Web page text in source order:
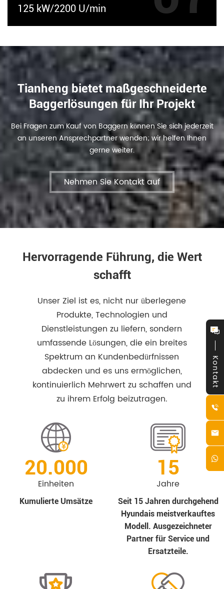
125 kW/2200 U/min
Tianheng bietet maßgeschneiderte
Baggerlösungen für Ihr Projekt
Bei Fragen zum Kauf von Baggern können Sie sich jederzeit
an unseren Ansprechpartner wenden; wir helfen Ihnen
gerne weiter.
Nehmen Sie Kontakt auf
Hervorragende Führung, die Wert
schafft
Unser Ziel ist es, nicht nur überlegene
Produkte, Technologien und
Dienstleistungen zu liefern, sondern
umfassende Lösungen, die ein breites
Spektrum an Kundenbedürfnissen
abdecken und es uns ermöglichen,
kontinuierlich Mehrwert zu schaffen und
zu ihrem Erfolg beizutragen.
Kumulierte Umsätze
20.000
Einheiten
Seit 15 Jahren durchgehend
Hyundais meistverkauftes
Modell. Ausgezeichneter
Partner für Service und
Ersatzteile.
15
Jahre
Kontakt